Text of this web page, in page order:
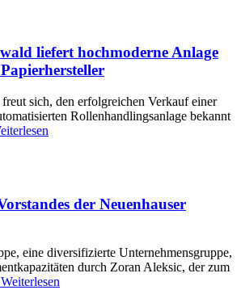
liefert hochmoderne Anlage
sich, den erfolgreichen Verkauf einer
Rollenhandlingsanlage bekannt
der Neuenhauser
eine diversifizierte Unternehmensgruppe,
durch Zoran Aleksic, der zum